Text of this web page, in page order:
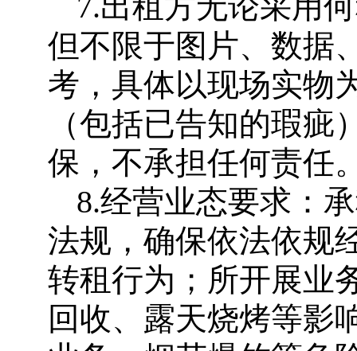
但不限于图片、数据
考，具体以现场实物
（包括已告知的瑕
保，不承担任何责任
8.经营业态要求：
法规，确保依法依规
转租行为；所开展业
回收、露天烧烤等影